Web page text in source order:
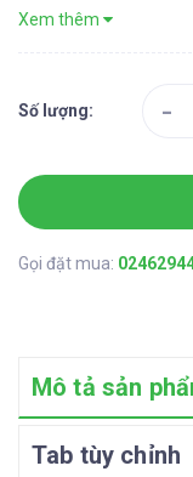
Xem thêm
Số lượng: -
Gọi đặt mua:
Mô tả sản
Tab tùy chỉnh